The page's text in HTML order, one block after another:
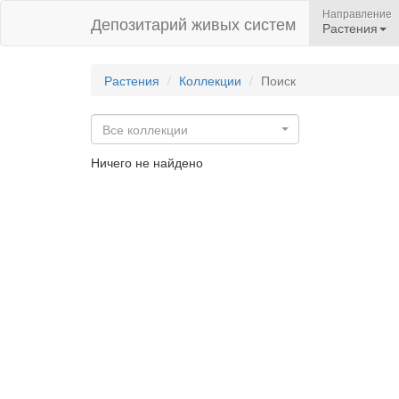
Депозитарий живых систем Направление
Растения
Растения Коллекции Поиск
Все коллекции
Ничего не найдено